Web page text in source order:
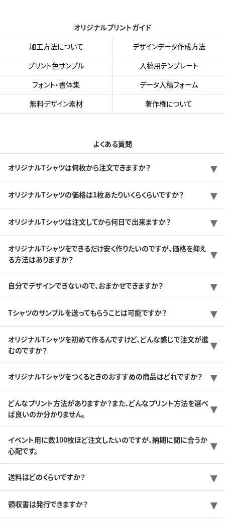
オリジナルプリントガイド
加工方法について
デザインデータ作成方法
プリント色サンプル
入稿用テンプレート
フォント・書体集
データ入稿フォーム
無料デザイン素材
著作権について
よくある質問
オリジナルTシャツは何枚から注文できますか？
オリジナルTシャツの価格は1枚あたりいくらくらいですか？
オリジナルTシャツは注文してから何日で出来ますか？
オリジナルTシャツをできるだけ安く作りたいのですが、価格を抑え
る方法はありますか？
自分でデザインできないので、おまかせできますか？
Tシャツのサンプルを送ってもらうことは可能ですか？
オリジナルTシャツを初めて作るんですけど、どんな感じで注文が進
むのですか？
オリジナルTシャツをつくるときのおすすめの商品はどれですか？
どんなプリント方法がありますか？また、どんなプリント方法を選べ
ば良いのか分かりません。
イベント用に数100枚ほど注文したいのですが、納期に間に合うか
心配です。
送料はどのくらいですか？
領収書は発行できますか？